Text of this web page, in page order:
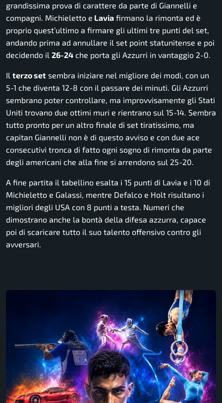
grandissima prova di carattere da parte di Giannelli e
compagni. Michieletto e Lavia firmano la rimonta ed è
proprio quest’ultimo a firmare gli ultimi tre punti del set,
andando prima ad annullare il set point statunitense e poi
decidendo il 26-24 che porta gli Azzurri in vantaggio 2-0.
Il terzo set sembra iniziare nel migliore dei modi, con un
5-1 che diventa 12-8 con il passare dei minuti. Gli Azzurri
sembrano poter controllare, ma improvvisamente gli Stati
Uniti trovano due ottimi muri e rientrano sul 15-14. Sembra
tutto pronto per un altro finale di set tiratissimo, ma
capitan Giannelli non è di questo avviso e con due ace
consecutivi tronca di fatto ogni sogno di rimonta da parte
degli americani che alla fine si arrendono sul 25-20.
A fine partita il tabellino esalta i 15 punti di Lavia e i 10 di
Michieletto e Galassi, mentre Defalco e Holt risultano i
migliori degli USA con 8 punti a testa. Numeri che
dimostrano anche la bontà della difesa azzurra, capace
poi di scaricare tutto il suo talento offensivo contro gli
avversari.